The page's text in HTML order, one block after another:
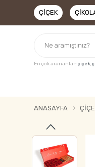
ÇIÇEK
En çok arananlar: çiçek,
ANASAYFA